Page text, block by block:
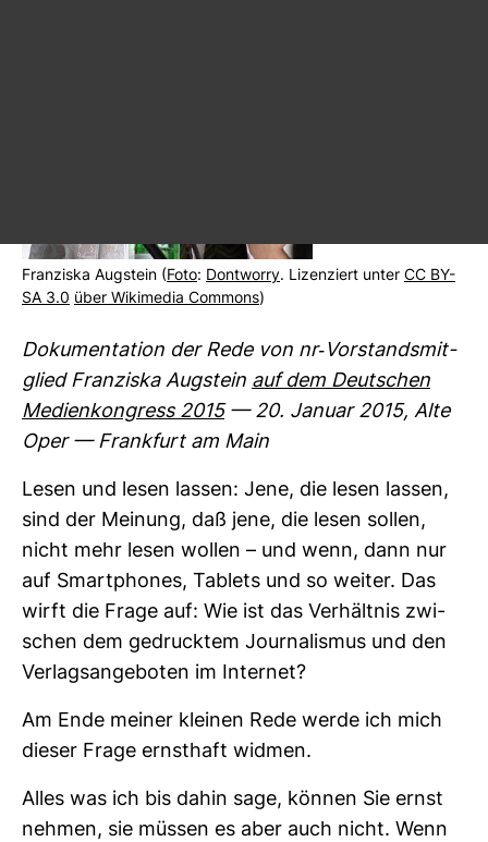
Fran­ziska Aug­stein ( Foto: Dont­worry. Lizen­ziert unter CC BY-
SA 3.0 über Wiki­media Com­mons)
Doku­men­ta­tion der Rede von nr-​Vor­stands­mit­
glied Fran­ziska Aug­stein auf dem Deut­schen
Medi­en­kon­gress 2015— 20. Januar 2015, Alte
Oper — Frank­furt am Main
Lesen und lesen lassen: Jene, die lesen lassen,
sind der Mei­nung, daß jene, die lesen sollen,
nicht mehr lesen wollen – und wenn, dann nur
auf Smart­phones, Tablets und so weiter. Das
wirft die Frage auf: Wie ist das Ver­hältnis zwi­
schen dem gedrucktem Jour­na­lismus und den
Ver­lags­an­ge­boten im Internet?
Am Ende meiner kleinen Rede werde ich mich
dieser Frage ernst­haft widmen.
Alles was ich bis dahin sage, können Sie ernst
nehmen, sie müssen es aber auch nicht. Wenn